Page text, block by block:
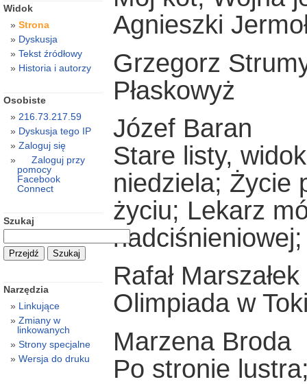
Agnieszki
Grzegorz
Płaskowyż
Józef Baran
Stare listy,
niedziela; Życie
życiu; Lekarz
Rafał Marszałek
Olimpiada w
Marzena Broda
Po stronie
Widok
Strona
Dyskusja
Tekst źródłowy
Historia i autorzy
Osobiste
216.73.217.59
Dyskusja tego IP
Zaloguj się
Zaloguj przy
pomocy
Facebook
Connect
Szukaj
Narzędzia
Linkujące
Zmiany w
linkowanych
Strony specjalne
Wersja do druku